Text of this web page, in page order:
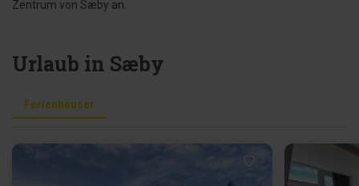
Zentrum von Sæby an.
Urlaub in Sæby
Ferienhäuser